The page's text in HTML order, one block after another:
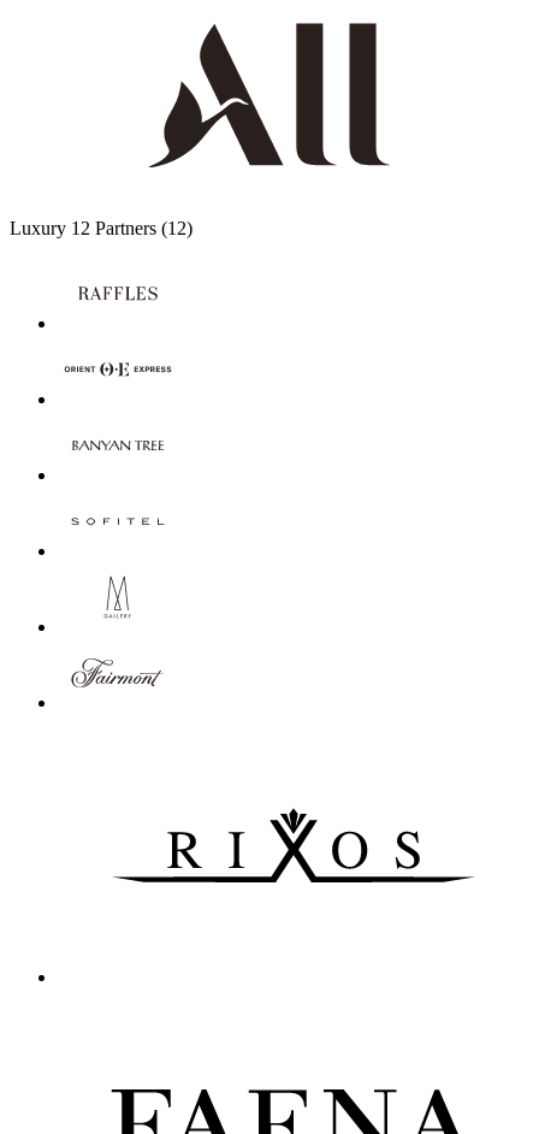
Luxury 12 Partners (12)